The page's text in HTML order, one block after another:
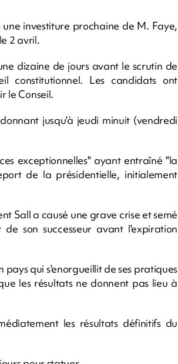
investiture prochaine de M. Faye,
2 avril.
dizaine de jours avant le scrutin de
constitutionnel. Les candidats ont
le Conseil.
jusqu'à jeudi minuit (vendredi
exceptionnelles" ayant entraîné "la
de la présidentielle, initialement
Sall a causé une grave crise et semé
son successeur avant l'expiration
qui s'enorgueillit de ses pratiques
les résultats ne donnent pas lieu à
les résultats définitifs du